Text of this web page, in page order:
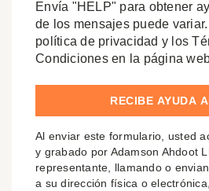
Envía "HELP" para obtener
de los mensajes puede
política de privacidad y los
Condiciones en la página
Al enviar este formulario, usted
y grabado por Adamson Ahdoot
representante, llamando o
a su dirección física o